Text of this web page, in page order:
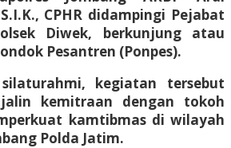
CPHR didampingi Pejabat
Diwek, berkunjung atau
Pesantren (Ponpes).
kegiatan tersebut
kemitraan dengan tokoh
kamtibmas di wilayah
Polda Jatim.